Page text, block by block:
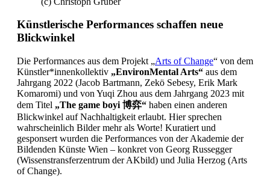
Künstlerische Performances schaffen neue
Blickwinkel
Die Performances aus dem Projekt „Arts of Change“ von dem
Künstler*innenkollektiv „EnvironMental Arts“ aus dem
Jahrgang 2022 (Jacob Bartmann, Zekö Sebesy, Erik Mark
Komaromi) und von Yuqi Zhou aus dem Jahrgang 2023 mit
dem Titel „The game boyi 博弈“ haben einen anderen
Blickwinkel auf Nachhaltigkeit erlaubt. Hier sprechen
wahrscheinlich Bilder mehr als Worte! Kuratiert und
gesponsert wurden die Performances von der Akademie der
Bildenden Künste Wien – konkret von Georg Russegger
(Wissenstransferzentrum der AKbild) und Julia Herzog (Arts
of Change).